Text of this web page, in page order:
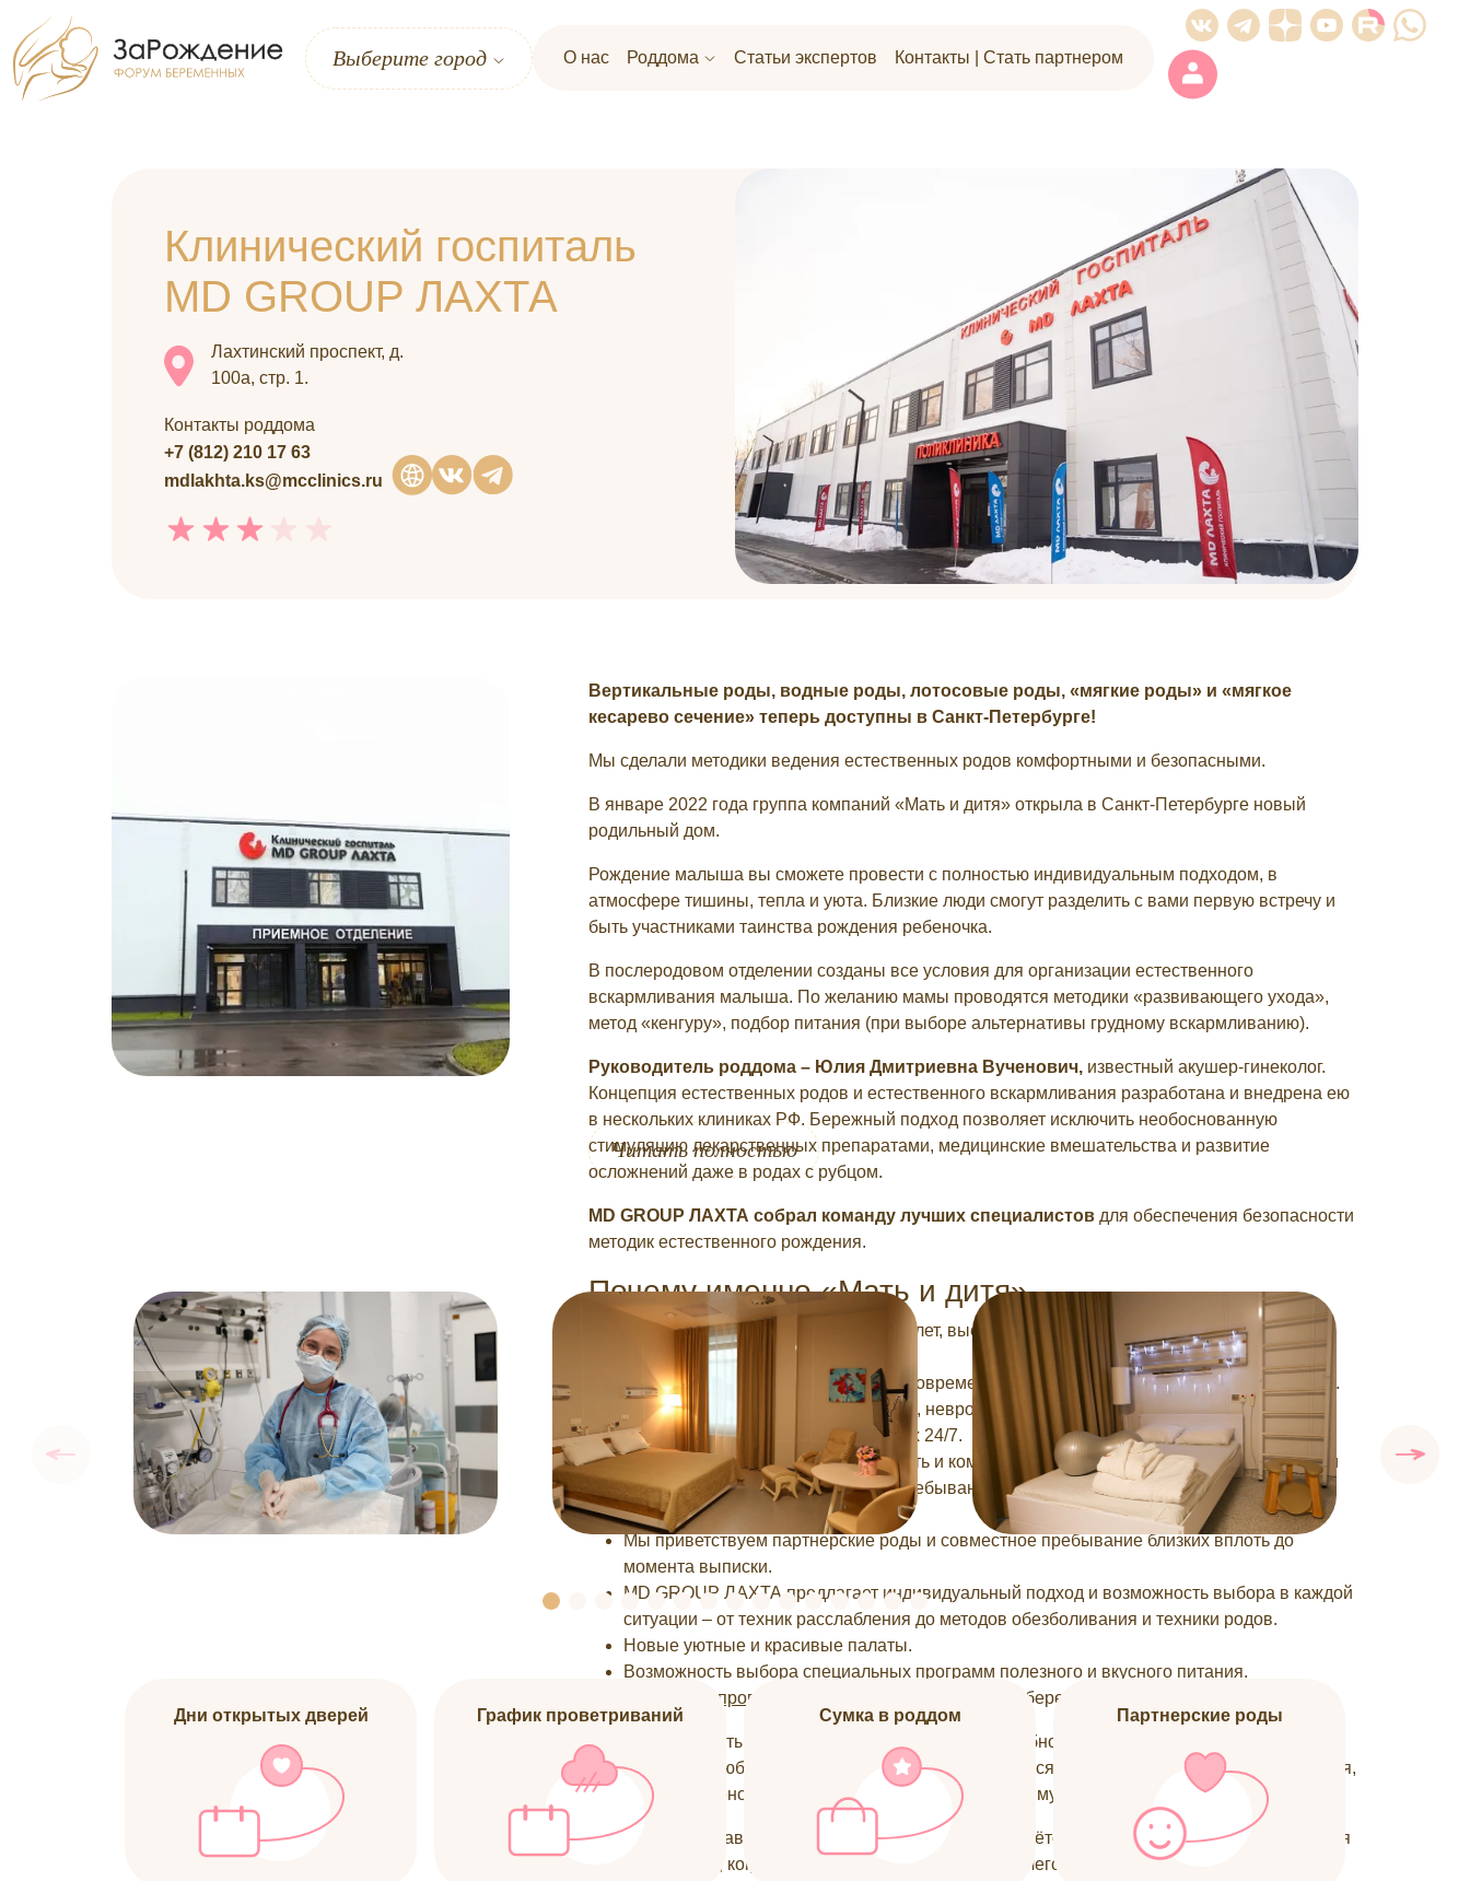
Выберите город О нас Роддома Статьи экспертов Контакты | Стать партнером
Клинический госпиталь
MD GROUP ЛАХТА
Лахтинский проспект, д.
100а, стр. 1.
Контакты роддома
+7 (812) 210 17 63
mdlakhta.ks@mcclinics.ru
Вертикальные роды, водные роды, лотосовые роды, «мягкие роды» и «мягкое
кесарево сечение» теперь доступны в Санкт-Петербурге!
Мы сделали методики ведения естественных родов комфортными и безопасными.
В январе 2022 года группа компаний «Мать и дитя» открыла в Санкт-Петербурге новый
родильный дом.
Рождение малыша вы сможете провести с полностью индивидуальным подходом, в
атмосфере тишины, тепла и уюта. Близкие люди смогут разделить с вами первую встречу и
быть участниками таинства рождения ребеночка.
В послеродовом отделении созданы все условия для организации естественного
вскармливания малыша. По желанию мамы проводятся методики «развивающего ухода»,
метод «кенгуру», подбор питания (при выборе альтернативы грудному вскармливанию).
Руководитель роддома – Юлия Дмитриевна Вученович, известный акушер-гинеколог.
Концепция естественных родов и естественного вскармливания разработана и внедрена ею
в нескольких клиниках РФ. Бережный подход позволяет исключить необоснованную
стимуляцию лекарственных препаратами, медицинские вмешательства и развитие
осложнений даже в родах с рубцом.
MD GROUP ЛАХТА собрал команду лучших специалистов для обеспечения безопасности
методик естественного рождения.
Почему именно «Мать и дитя»
Врачи с опытом работы 10 и более лет, высоким уровнем квалификации, владеющие
всеми видами оказания помощи.
Отделение реанимации оснащено современным оборудованием и функционирует 24/7.
Хирурги, терапевты, эндокринологи, неврологи и кардиологи доступны для оказания
помощи в нестандартных ситуациях 24/7.
Наша главная задача – безопасность и комфорт будущей мамы и малыша. Внимание и
забота персонала сделают ваше пребывание в MD GROUP ЛАХТА самым счастливым
событием.
Мы приветствуем партнерские роды и совместное пребывание близких вплоть до
момента выписки.
MD GROUP ЛАХТА предлагает индивидуальный подход и возможность выбора в каждой
ситуации – от техник расслабления до методов обезболивания и техники родов.
Новые уютные и красивые палаты.
Возможность выбора специальных программ полезного и вкусного питания.
программы планирования и ведения беременности.
Наши специалисты понимают индивидуальные потребности и желания пациентов. Вы
можете носить любую одежду, выбирать понравившуюся палату и вести себя так, как хочется,
а не «как положено» – спать, ходить босиком, слушать музыку и принимать гостей.
План родов составляется во время беременности с учётом любых пожеланий и соблюдается
во всех случаях, когда здоровью матери и ребенка ничего не угрожает.
Читать полностью
Дни открытых дверей График проветриваний Сумка в роддом Партнерские роды